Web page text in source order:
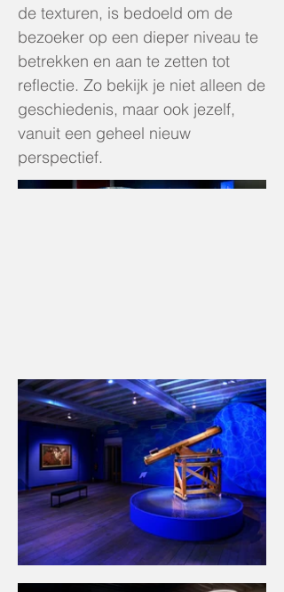
de texturen, is bedoeld om de
bezoeker op een dieper niveau te
betrekken en aan te zetten tot
reflectie. Zo bekijk je niet alleen de
geschiedenis, maar ook jezelf,
vanuit een geheel nieuw
perspectief.